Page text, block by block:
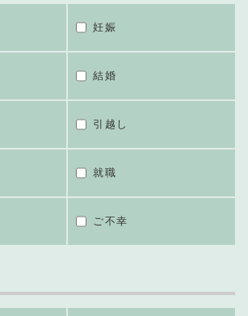
妊娠
結婚
引越し
就職
ご不幸